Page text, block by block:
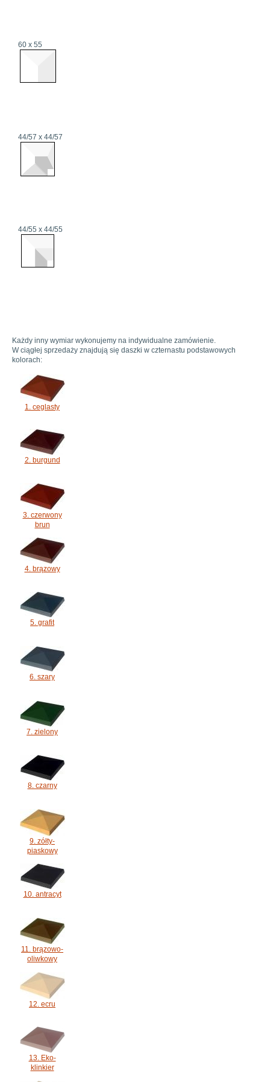
60 x 55
44/57 x 44/57
44/55 x 44/55
Każdy inny wymiar wykonujemy na indywidualne zamówienie.
W ciągłej sprzedaży znajdują się daszki w czternastu podstawowych
kolorach:
1. ceglasty
2. burgund
3. czerwony
brun
4. brązowy
5. grafit
6. szary
7. zielony
8. czarny
9. zółty-
piaskowy
10. antracyt
11. brązowo-
oliwkowy
12. ecru
13. Eko-
klinkier